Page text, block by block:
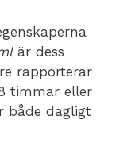
är dess
rapporterar
timmar eller
både dagligt